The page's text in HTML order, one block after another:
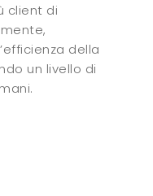
client di
della
un livello di